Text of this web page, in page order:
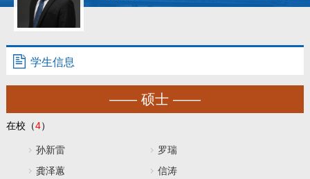
学生信息
—— 硕士 ——
在校（4）
孙新雷
罗瑞
龚泽蕙
信涛